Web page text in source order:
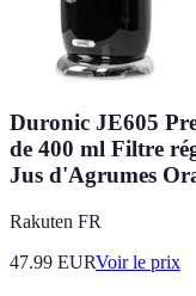
Duronic JE605
de 400 ml Filtre
Jus d'Agrumes
Rakuten FR
47.99 EURVoir le prix